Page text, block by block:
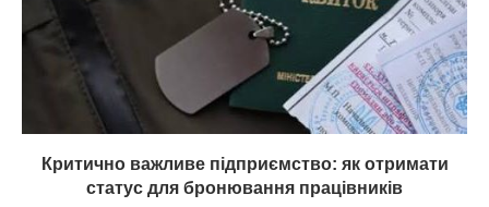
Критично важливе підприємство: як отримати
статус для бронювання працівників